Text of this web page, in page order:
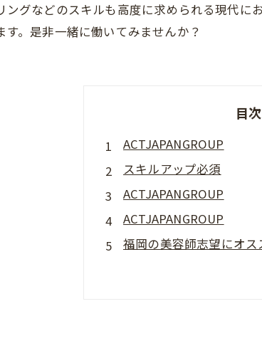
グなどのスキルも高度に求められる現代に
。是非一緒に働いてみませんか？
目次
ACTJAPANGROUP
スキルアップ必須
ACTJAPANGROUP
ACTJAPANGROUP
福岡の美容師志望にオス